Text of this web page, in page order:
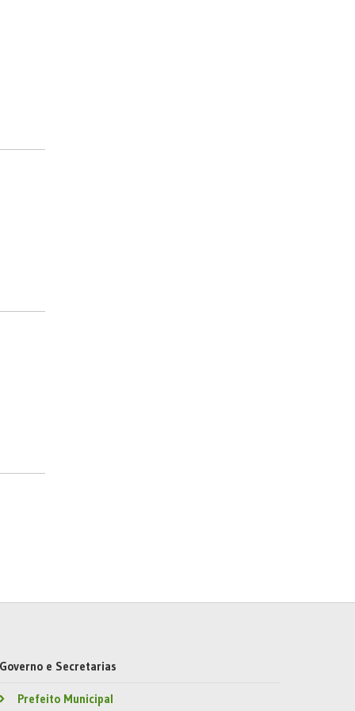
e Secretarias
Prefeito Municipal